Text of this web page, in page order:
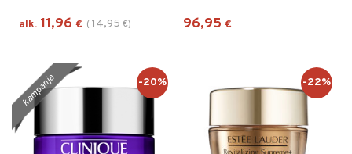
alk. 11,96 € ( 14,95 €) 96,95 €
kampanja -20% -22%